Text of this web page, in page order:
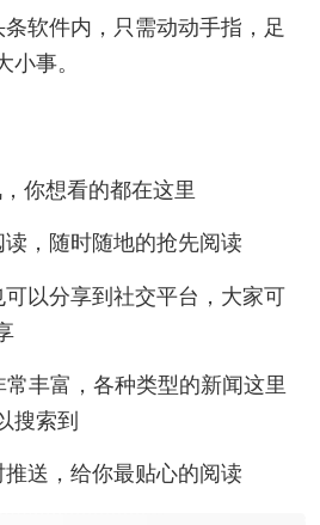
软件内，只需动动手指，足
事。
你想看的都在这里
，随时随地的抢先阅读
以分享到社交平台，大家可
丰富，各种类型的新闻这里
搜索到
送，给你最贴心的阅读